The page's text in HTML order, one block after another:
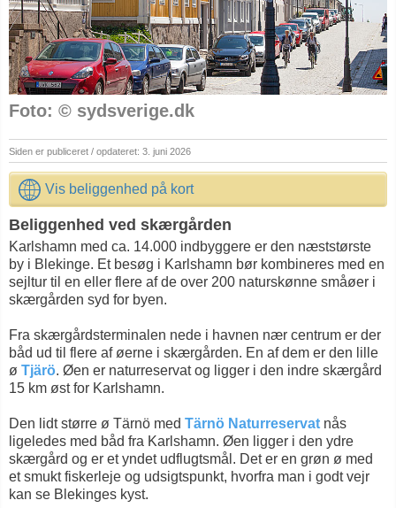
Foto: © sydsverige.dk
Siden er publiceret / opdateret: 3. juni 2026
Vis beliggenhed på kort
Beliggenhed ved skærgården
Karlshamn med ca. 14.000 indbyggere er den næststørste
by i Blekinge. Et besøg i Karlshamn bør kombineres med en
sejltur til en eller flere af de over 200 naturskønne småøer i
skærgården syd for byen.
Fra skærgårdsterminalen nede i havnen nær centrum er der
båd ud til flere af øerne i skærgården. En af dem er den lille
ø Tjärö. Øen er naturreservat og ligger i den indre skærgård
15 km øst for Karlshamn.
Den lidt større ø Tärnö med Tärnö Naturreservat nås
ligeledes med båd fra Karlshamn. Øen ligger i den ydre
skærgård og er et yndet udflugtsmål. Det er en grøn ø med
et smukt fiskerleje og udsigtspunkt, hvorfra man i godt vejr
kan se Blekinges kyst.